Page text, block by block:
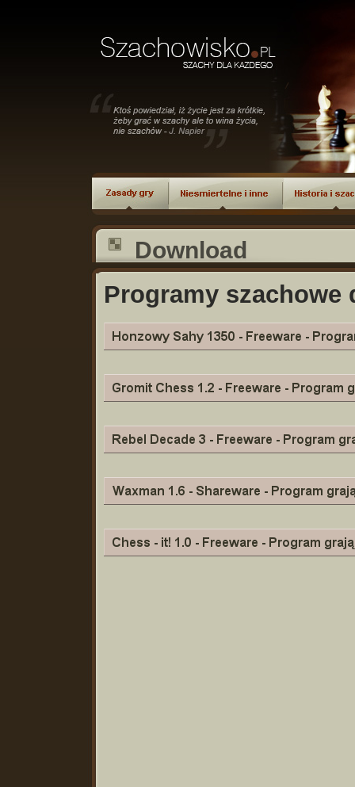
Download
Programy szachowe